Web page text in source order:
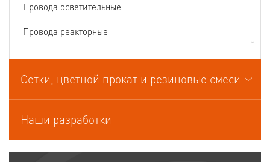
Провода осветительные
Провода реакторные
Провода связи
Провода силовые для стационарной прокладки
Провода термоэлектродные
Шнуры шахтные
Сетки, цветной прокат и резиновые смеси
Наши разработки